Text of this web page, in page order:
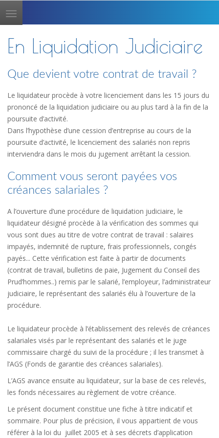
Toggle
navigation
En Liquidation Judiciaire
Que devient votre contrat de travail ?
Le liquidateur procède à votre licenciement dans les 15 jours du
prononcé de la liquidation judiciaire ou au plus tard à la fin de la
poursuite d’activité.
Dans l’hypothèse d’une cession d’entreprise au cours de la
poursuite d’activité, le licenciement des salariés non repris
interviendra dans le mois du jugement arrêtant la cession.
Comment vous seront payées vos
créances salariales ?
A l’ouverture d’une procédure de liquidation judiciaire, le
liquidateur désigné procède à la vérification des sommes qui
vous sont dues au titre de votre contrat de travail : salaires
impayés, indemnité de rupture, frais professionnels, congés
payés... Cette vérification est faite à partir de documents
(contrat de travail, bulletins de paie, Jugement du Conseil des
Prud’hommes..) remis par le salarié, l’employeur, l’administrateur
judiciaire, le représentant des salariés élu à l’ouverture de la
procédure.
Le liquidateur procède à l’établissement des relevés de créances
salariales visés par le représentant des salariés et le juge
commissaire chargé du suivi de la procédure ; il les transmet à
l’AGS (Fonds de garantie des créances salariales).
L’AGS avance ensuite au liquidateur, sur la base de ces relevés,
les fonds nécessaires au règlement de votre créance.
Le présent document constitue une fiche à titre indicatif et
sommaire. Pour plus de précision, il vous appartient de vous
référer à la loi du juillet 2005 et à ses décrets d’application